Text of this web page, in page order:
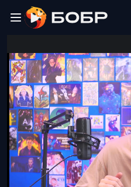
ЩЕЛЧОК
2026
Полезные
материалы
Проверка
сочинений
Тех
поддержка